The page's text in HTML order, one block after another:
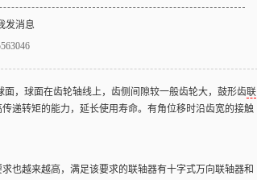
，球面在齿轮轴线上，齿侧间隙较一般齿轮大，鼓形齿联
递转矩的能力，延长使用寿命。有角位移时沿齿宽的接触
越来越高，满足该要求的联轴器有十字式万向联轴器和